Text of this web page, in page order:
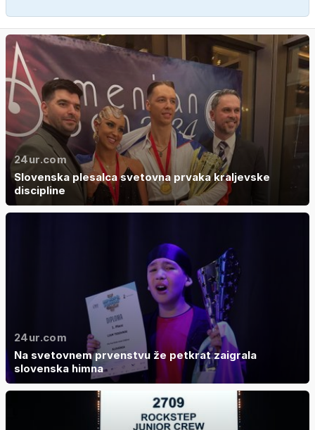
24ur.com
Slovenska plesalca svetovna prvaka kraljevske
discipline
24ur.com
Na svetovnem prvenstvu že petkrat zaigrala
slovenska himna